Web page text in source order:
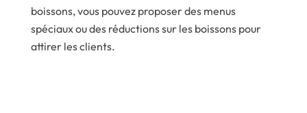
boissons, vous pouvez proposer des menus
spéciaux ou des réductions sur les boissons pour
attirer les clients.